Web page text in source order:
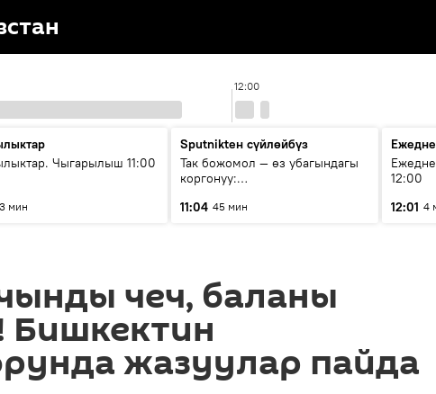
12:00
Чыгарылыш 11:00
3 мин
Sputnikteн сүйлөйбүз
Так божомол — өз убагындагы
коргонуу:
кантип өркүндөтүлүүдө
11:04 45 мин
12:00
12:01 4
чеч, баланы
Бишкектин
жазуулар пайда